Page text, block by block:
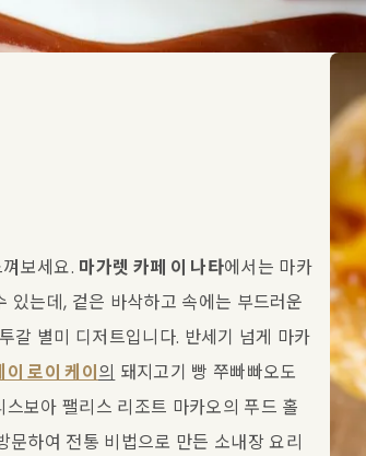
보세요. 마가렛 카페 이 나타에서는 마카
있는데, 겉은 바삭하고 속에는 부드러운
갈 별미 디저트입니다. 반세기 넘게 마카
이 로이 케이의 돼지고기 빵 쭈빠빠오도
보아 팰리스 리조트 마카오의 푸드 홀
문하여 전통 비법으로 만든 소내장 요리